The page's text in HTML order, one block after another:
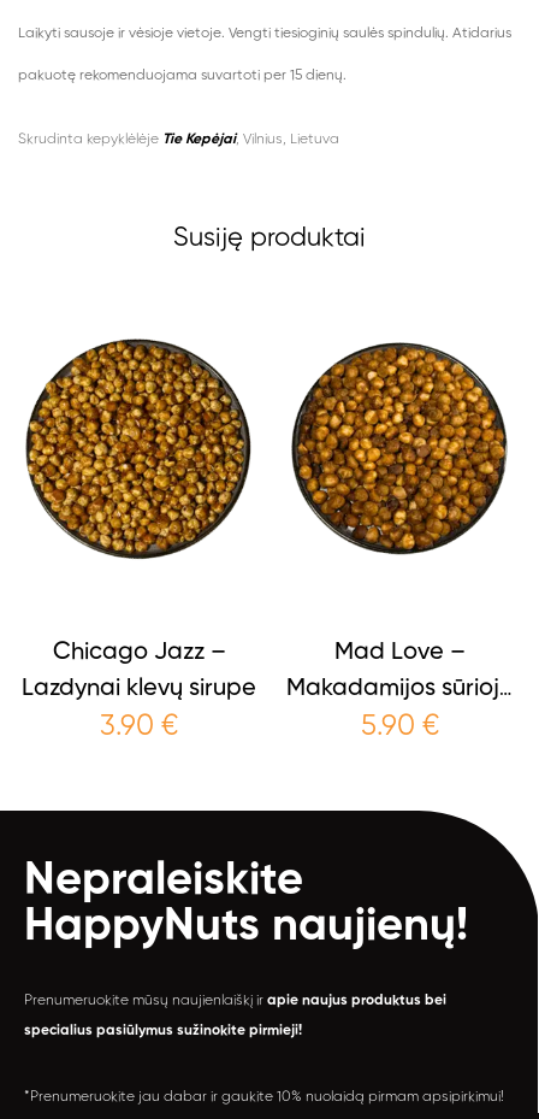
Laikyti sausoje ir vėsioje vietoje. Vengti tiesioginių saulės spindulių. Atidarius
pakuotę rekomenduojama suvartoti per 15 dienų.
Skrudinta kepyklėlėje Tie Kepėjai, Vilnius, Lietuva
Susiję produktai
Chicago Jazz –
Lazdynai klevų sirupe
3.90 €
Mad Love –
Makadamijos sūrioje
karamelėje
5.90 €
Nepraleiskite
HappyNuts naujienų!
Prenumeruokite mūsų naujienlaiškį ir apie naujus produktus bei
specialius pasiūlymus sužinokite pirmieji!
*Prenumeruokite jau dabar ir gaukite 10% nuolaidą pirmam apsipirkimui!